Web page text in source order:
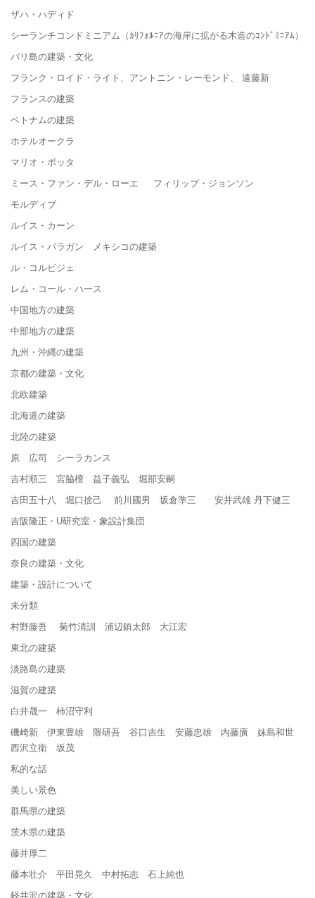
ザハ・ハディド
シーランチコンドミニアム（ｶﾘﾌｫﾙﾆｱの海岸に拡がる木造のｺﾝﾄﾞﾐﾆｱﾑ）
バリ島の建築・文化
フランク・ロイド・ライト、アントニン・レーモンド、 遠藤新
フランスの建築
ベトナムの建築
ホテルオークラ
マリオ・ボッタ
ミース・ファン・デル・ローエ フィリップ・ジョンソン
モルディブ
ルイス・カーン
ルイス・バラガン メキシコの建築
ル・コルビジェ
レム・コール・ハース
中国地方の建築
中部地方の建築
九州・沖縄の建築
京都の建築・文化
北欧建築
北海道の建築
北陸の建築
原 広司 シーラカンス
吉村順三 宮脇檀 益子義弘 堀部安嗣
吉田五十八 堀口捨己 前川國男 坂倉準三 安井武雄 丹下健三
吉阪隆正・U研究室・象設計集団
四国の建築
奈良の建築・文化
建築・設計について
未分類
村野藤吾 菊竹清訓 浦辺鎮太郎 大江宏
東北の建築
淡路島の建築
滋賀の建築
白井晟一 柿沼守利
磯崎新 伊東豊雄 隈研吾 谷口吉生 安藤忠雄 内藤廣 妹島和世
西沢立衛 坂茂
私的な話
美しい景色
群馬県の建築
茨木県の建築
藤井厚二
藤本壮介 平田晃久 中村拓志 石上純也
軽井沢の建築・文化